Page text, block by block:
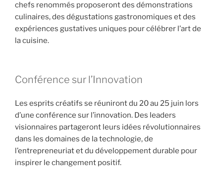
chefs renommés proposeront des démonstrations
culinaires, des dégustations gastronomiques et des
expériences gustatives uniques pour célébrer l’art de
la cuisine.
Conférence sur l’Innovation
Les esprits créatifs se réuniront du 20 au 25 juin lors
d’une conférence sur l’innovation. Des leaders
visionnaires partageront leurs idées révolutionnaires
dans les domaines de la technologie, de
l’entrepreneuriat et du développement durable pour
inspirer le changement positif.